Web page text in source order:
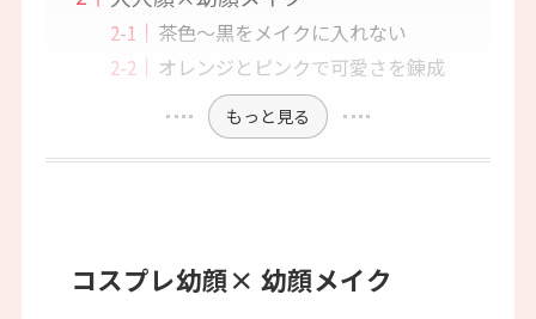
茶色〜黒をメイクに入れない
オレンジとピンクで可愛さを錬成
もっと見る
コスプレ幼顔× 幼顔メイク